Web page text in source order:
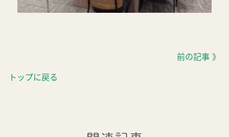
トップに戻る
前の記事 》